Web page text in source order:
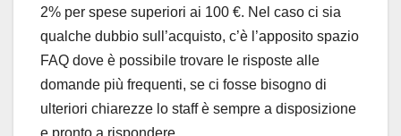
2% per spese superiori ai 100 €. Nel caso ci sia
qualche dubbio sull’acquisto, c’è l’apposito spazio
FAQ dove è possibile trovare le risposte alle
domande più frequenti, se ci fosse bisogno di
ulteriori chiarezze lo staff è sempre a disposizione
e pronto a rispondere.